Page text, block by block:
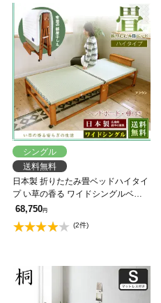
シングル
送料無料
日本製 折りたたみ畳ベッドハイタイ
プ い草の香る ワイドシングルベッ
ド 【送料無料】
68,750円
(2件)